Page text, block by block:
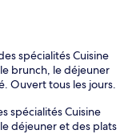
spécialités Cuisine
brunch, le déjeuner
Ouvert tous les jours.
spécialités Cuisine
déjeuner et des plats